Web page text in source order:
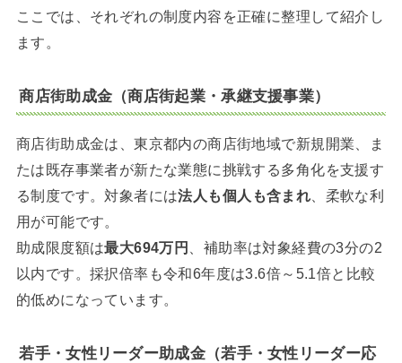
ここでは、それぞれの制度内容を正確に整理して紹介し
ます。
商店街助成金（商店街起業・承継支援事業）
商店街助成金は、東京都内の商店街地域で新規開業、ま
たは既存事業者が新たな業態に挑戦する多角化を支援す
る制度です。対象者には法人も個人も含まれ 、柔軟な利
用が可能です。
助成限度額は最大694万円
、補助率は対象経費の3分の2
以内です。採択倍率も令和6年度は3.6倍～5.1倍と比較
的低めになっています。
若手・女性リーダー助成金（若手・女性リーダー応